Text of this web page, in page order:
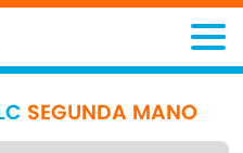
SEGUNDA MANO